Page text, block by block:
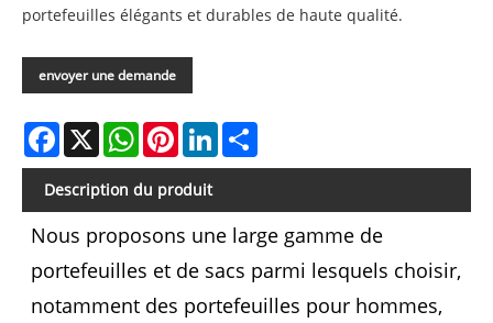
portefeuilles élégants et durables de haute qualité.
envoyer une demande
Facebook
X WhatsAppPinterestLinkedIn
Description du produit
Nous proposons une large gamme de
portefeuilles et de sacs parmi lesquels choisir,
notamment des portefeuilles pour hommes,